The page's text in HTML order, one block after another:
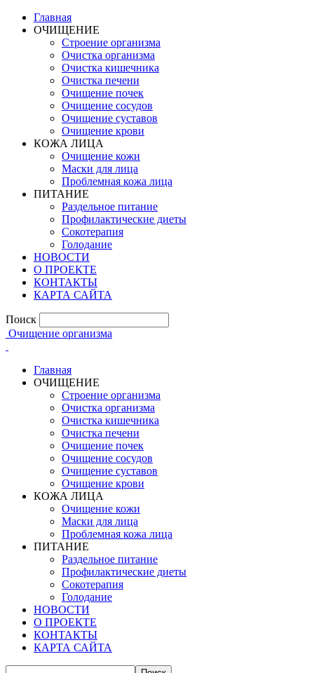
Главная
ОЧИЩЕНИЕ
Строение организма
Очистка организма
Очистка кишечника
Очистка печени
Очищение почек
Очищение сосудов
Очищение суставов
Очищение крови
КОЖА ЛИЦА
Очищение кожи
Маски для лица
Проблемная кожа лица
ПИТАНИЕ
Раздельное питание
Профилактические диеты
Сокотерапия
Голодание
НОВОСТИ
О ПРОЕКТЕ
КОНТАКТЫ
КАРТА САЙТА
Поиск
Очищение организма
Главная
ОЧИЩЕНИЕ
Строение организма
Очистка организма
Очистка кишечника
Очистка печени
Очищение почек
Очищение сосудов
Очищение суставов
Очищение крови
КОЖА ЛИЦА
Очищение кожи
Маски для лица
Проблемная кожа лица
ПИТАНИЕ
Раздельное питание
Профилактические диеты
Сокотерапия
Голодание
НОВОСТИ
О ПРОЕКТЕ
КОНТАКТЫ
КАРТА САЙТА